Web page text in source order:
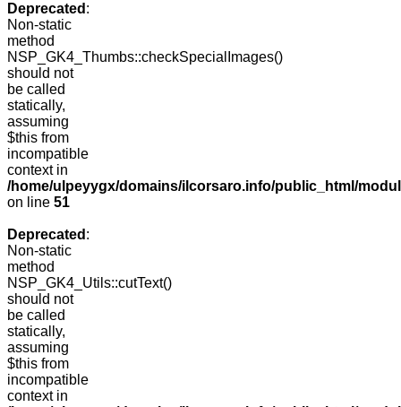
Deprecated :
Non-static
method
NSP_GK4_Thumbs::checkSpecialImages()
should not
be called
statically,
assuming
$this from
incompatible
context in
/home/ulpeyygx/domains/ilcorsaro.info/public_html/
on line 51
Deprecated :
Non-static
method
NSP_GK4_Utils::cutText()
should not
be called
statically,
assuming
$this from
incompatible
context in